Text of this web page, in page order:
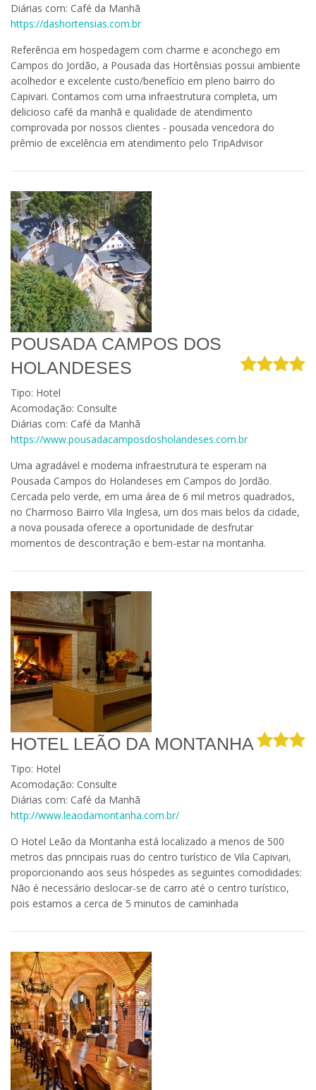
Diárias com: Café da Manhã
https://dashortensias.com.br
Referência em hospedagem com charme e aconchego em
Campos do Jordão, a Pousada das Hortênsias possui ambiente
acolhedor e excelente custo/benefício em pleno bairro do
Capivari. Contamos com uma infraestrutura completa, um
delicioso café da manhã e qualidade de atendimento
comprovada por nossos clientes - pousada vencedora do
prêmio de excelência em atendimento pelo TripAdvisor
POUSADA CAMPOS DOS
HOLANDESES
Tipo: Hotel
Acomodação: Consulte
Diárias com: Café da Manhã
https://www.pousadacamposdosholandeses.com.br
Uma agradável e moderna infraestrutura te esperam na
Pousada Campos do Holandeses em Campos do Jordão.
Cercada pelo verde, em uma área de 6 mil metros quadrados,
no Charmoso Bairro Vila Inglesa, um dos mais belos da cidade,
a nova pousada oferece a oportunidade de desfrutar
momentos de descontração e bem-estar na montanha.
HOTEL LEÃO DA MONTANHA
Tipo: Hotel
Acomodação: Consulte
Diárias com: Café da Manhã
http://www.leaodamontanha.com.br/
O Hotel Leão da Montanha está localizado a menos de 500
metros das principais ruas do centro turístico de Vila Capivari,
proporcionando aos seus hóspedes as seguintes comodidades:
Não é necessário deslocar-se de carro até o centro turístico,
pois estamos a cerca de 5 minutos de caminhada